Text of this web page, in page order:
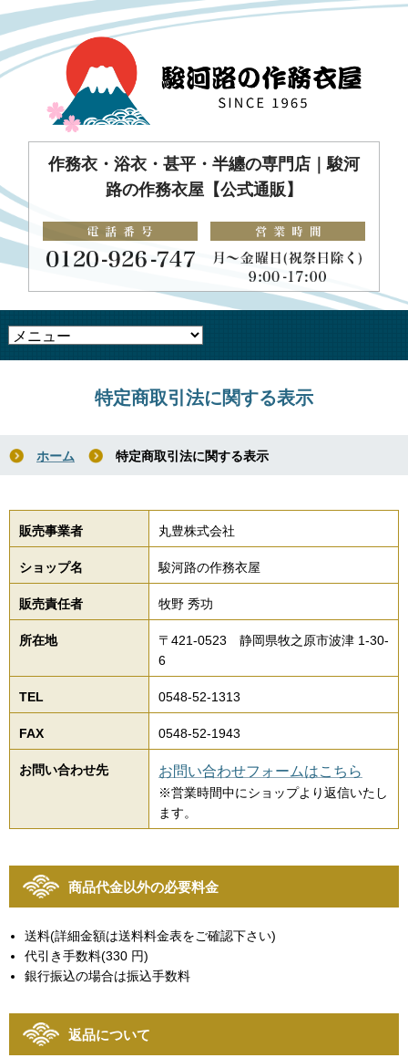
作務衣・浴衣・甚平・半纏の専門店｜駿河
路の作務衣屋【公式通販】
特定商取引法に関する表示
ホーム 特定商取引法に関する表示
販売事業者 丸豊株式会社
ショップ名 駿河路の作務衣屋
販売責任者 牧野 秀功
所在地
〒421-0523 静岡県牧之原市波津 1-30-
6
TEL 0548-52-1313
FAX 0548-52-1943
お問い合わせ先 お問い合わせフォームはこちら
※営業時間中にショップより返信いたし
ます。
商品代金以外の必要料金
送料(詳細金額は送料料金表をご確認下さい)
代引き手数料(330 円)
銀行振込の場合は振込手数料
返品について